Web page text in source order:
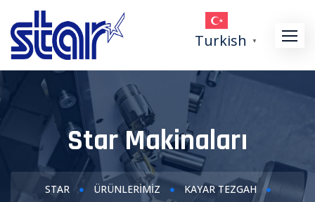
content
Turkish ▼
Star Makinaları
STAR ÜRÜNLERIMIZ
KAYAR TEZGAH